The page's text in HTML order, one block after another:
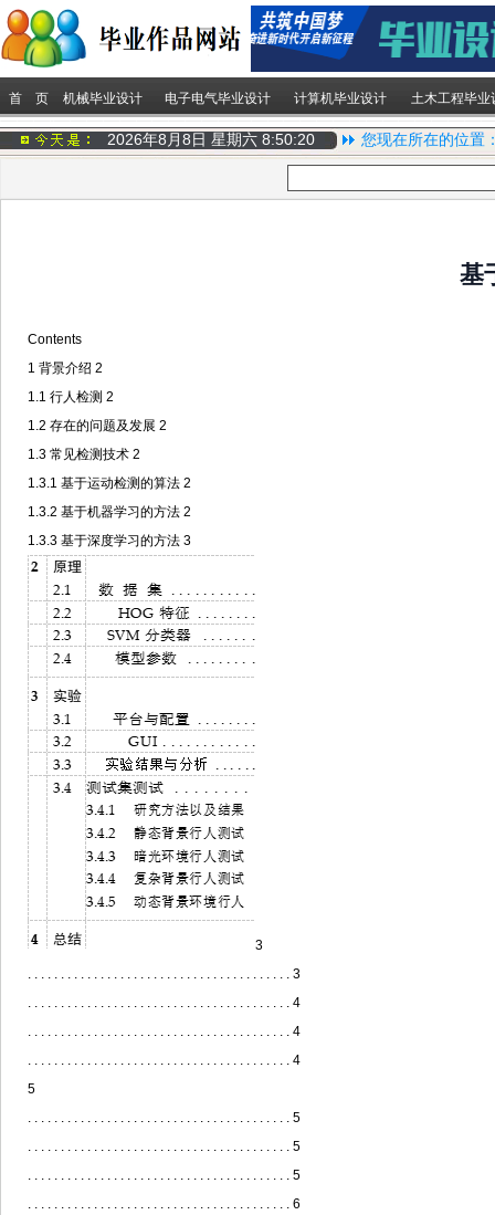
首 页 机械毕业设计 电子电气毕业设计 计算机毕业设计 土木工程毕业
2026年8月8日 星期六 8:50:21 您现在所在的位置
基
Contents
1 背景介绍 2
1.1 行人检测 2
1.2 存在的问题及发展 2
1.3 常见检测技术 2
1.3.1 基于运动检测的算法 2
1.3.2 基于机器学习的方法 2
1.3.3 基于深度学习的方法 3
3
. . . . . . . . . . . . . . . . . . . . . . . . . . . . . . . . . . . . . . . . 3
. . . . . . . . . . . . . . . . . . . . . . . . . . . . . . . . . . . . . . . . 4
. . . . . . . . . . . . . . . . . . . . . . . . . . . . . . . . . . . . . . . . 4
. . . . . . . . . . . . . . . . . . . . . . . . . . . . . . . . . . . . . . . . 4
5
. . . . . . . . . . . . . . . . . . . . . . . . . . . . . . . . . . . . . . . . 5
. . . . . . . . . . . . . . . . . . . . . . . . . . . . . . . . . . . . . . . . 5
. . . . . . . . . . . . . . . . . . . . . . . . . . . . . . . . . . . . . . . . 5
. . . . . . . . . . . . . . . . . . . . . . . . . . . . . . . . . . . . . . . . 6